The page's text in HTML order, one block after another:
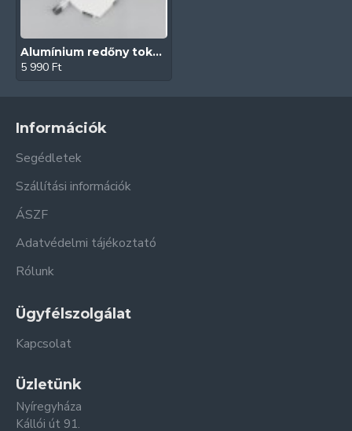
Alumínium redőny tokvég (Fehér | 20°)
5 990 Ft
Információk
Segédletek
Szállítási információk
ÁSZF
Adatvédelmi tájékoztató
Rólunk
Ügyfélszolgálat
Kapcsolat
Üzletünk
Nyíregyháza
Kállói út 91.